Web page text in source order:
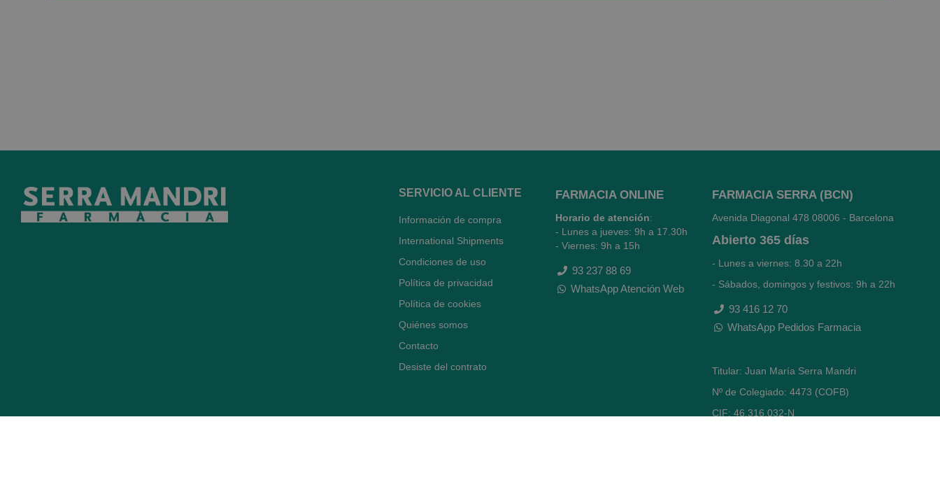
SERVICIO AL CLIENTE
Información de compra
International Shipments
Condiciones de uso
Política de privacidad
Política de cookies
Quiénes somos
Contacto
Desiste del contrato
FARMACIA ONLINE
Horario de atención:
- Lunes a jueves: 9h a 17.30h
- Viernes: 9h a 15h
93 237 88 69
WhatsApp Atención Web
FARMACIA SERRA (BCN)
Avenida Diagonal 478 08006 - Barcelona
Abierto 365 días
- Lunes a viernes: 8.30 a 22h
- Sábados, domingos y festivos: 9h a 22h
93 416 12 70
WhatsApp Pedidos Farmacia
Titular: Juan María Serra Mandri
Nº de Colegiado: 4473 (COFB)
CIF: 46.316.032-N